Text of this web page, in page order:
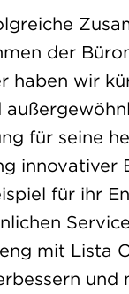
der
haben wir
für seine
innovativer
für ihr
mit Lista
und